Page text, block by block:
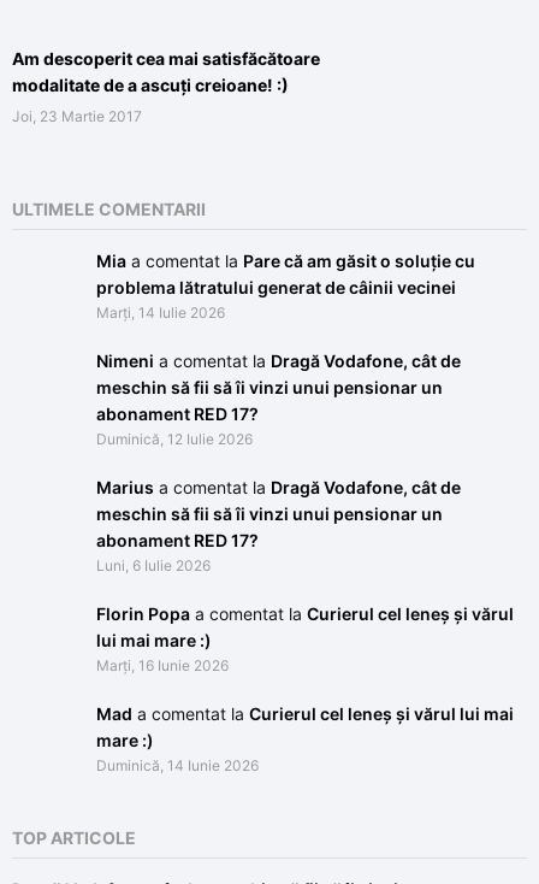
Am descoperit cea mai satisfăcătoare
modalitate de a ascuți creioane! :)
Joi, 23 Martie 2017
ULTIMELE COMENTARII
Mia a comentat la Pare că am găsit o soluție cu
problema lătratului generat de câinii vecinei
Marți, 14 Iulie 2026
Nimeni a comentat la Dragă Vodafone, cât de
meschin să fii să îi vinzi unui pensionar un
abonament RED 17?
Duminică, 12 Iulie 2026
Marius a comentat la Dragă Vodafone, cât de
meschin să fii să îi vinzi unui pensionar un
abonament RED 17?
Luni, 6 Iulie 2026
Florin Popa a comentat la Curierul cel leneș și vărul
lui mai mare :)
Marți, 16 Iunie 2026
Mad a comentat la Curierul cel leneș și vărul lui mai
mare :)
Duminică, 14 Iunie 2026
TOP ARTICOLE